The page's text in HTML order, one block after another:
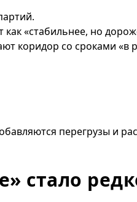
«стабильнее, но
коридор со сроками «в
перегрузы и
стало